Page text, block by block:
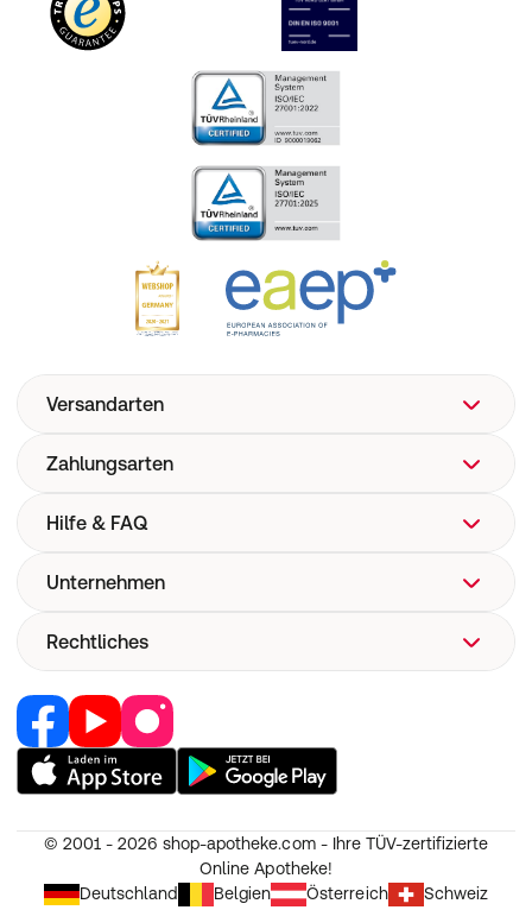
Versandarten
Zahlungsarten
Hilfe & FAQ
FAQ
Versand
Now! Versand
E-Rezept
Pharmakovigilanz
Unternehmen
Über uns
Corporate Website
Retail Media
Jobs & Karriere
Partner werden
Unsere Apps
Unsere Eigenmarken
Rechtliches
Vertrag widerrufen
Nutzung und Haftung
AGB
Erklärung zur Barrierefreiheit
© 2001 - 2026 shop-apotheke.com - Ihre TÜV-zertifizierte
Online Apotheke!
Deutschland
Belgien Österreich Schweiz